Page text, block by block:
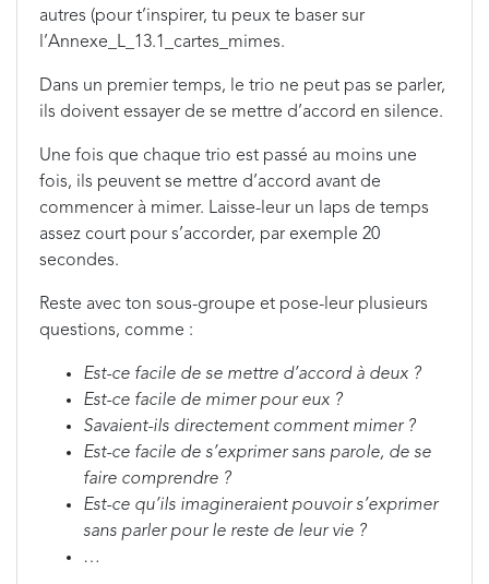
autres (pour t’inspirer, tu peux te baser sur
l’Annexe_L_13.1_cartes_mimes.
Dans un premier temps, le trio ne peut pas se parler,
ils doivent essayer de se mettre d’accord en silence.
Une fois que chaque trio est passé au moins une
fois, ils peuvent se mettre d’accord avant de
commencer à mimer. Laisse-leur un laps de temps
assez court pour s’accorder, par exemple 20
secondes.
Reste avec ton sous-groupe et pose-leur plusieurs
questions, comme :
Est-ce facile de se mettre d’accord à deux ?
Est-ce facile de mimer pour eux ?
Savaient-ils directement comment mimer ?
Est-ce facile de s’exprimer sans parole, de se
faire comprendre ?
Est-ce qu’ils imagineraient pouvoir s’exprimer
sans parler pour le reste de leur vie ?
…